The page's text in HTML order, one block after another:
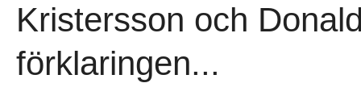
Kristersson och
förklaringen...